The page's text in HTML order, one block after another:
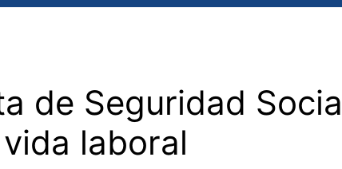
de Seguridad
laboral